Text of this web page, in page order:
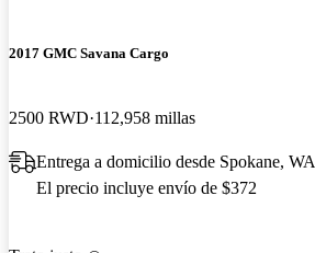
2017 GMC Savana Cargo
2500 RWD 112,958 millas
Entrega a domicilio desde Spokane, WA
El precio incluye envío de $372